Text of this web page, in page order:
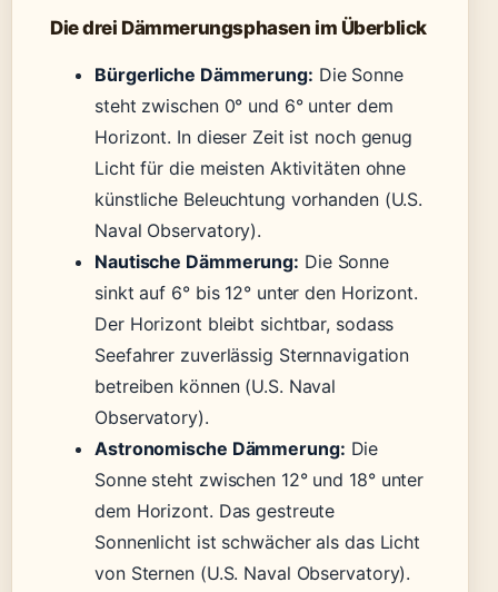
Die drei Dämmerungsphasen im Überblick
Bürgerliche Dämmerung: Die Sonne
steht zwischen 0° und 6° unter dem
Horizont. In dieser Zeit ist noch genug
Licht für die meisten Aktivitäten ohne
künstliche Beleuchtung vorhanden (U.S.
Naval Observatory).
Nautische Dämmerung: Die Sonne
sinkt auf 6° bis 12° unter den Horizont.
Der Horizont bleibt sichtbar, sodass
Seefahrer zuverlässig Sternnavigation
betreiben können (U.S. Naval
Observatory).
Astronomische Dämmerung: Die
Sonne steht zwischen 12° und 18° unter
dem Horizont. Das gestreute
Sonnenlicht ist schwächer als das Licht
von Sternen (U.S. Naval Observatory).